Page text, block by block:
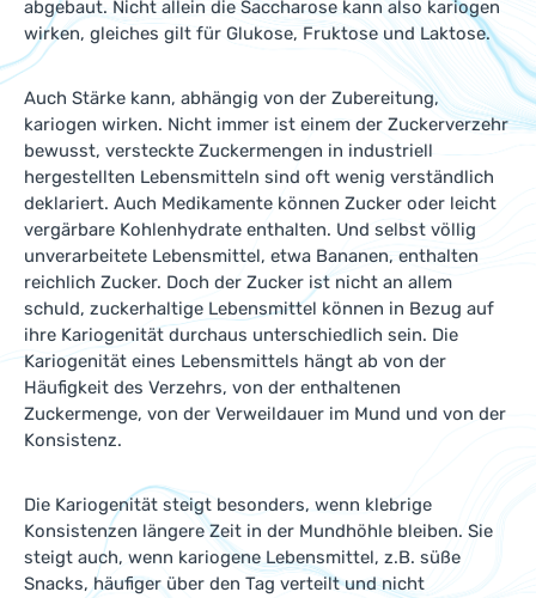
abgebaut. Nicht allein die Saccharose kann also kariogen
wirken, gleiches gilt für Glukose, Fruktose und Laktose.
Auch Stärke kann, abhängig von der Zubereitung,
kariogen wirken. Nicht immer ist einem der Zuckerverzehr
bewusst, versteckte Zuckermengen in industriell
hergestellten Lebensmitteln sind oft wenig verständlich
deklariert. Auch Medikamente können Zucker oder leicht
vergärbare Kohlenhydrate enthalten. Und selbst völlig
unverarbeitete Lebensmittel, etwa Bananen, enthalten
reichlich Zucker. Doch der Zucker ist nicht an allem
schuld, zuckerhaltige Lebensmittel können in Bezug auf
ihre Kariogenität durchaus unterschiedlich sein. Die
Kariogenität eines Lebensmittels hängt ab von der
Häufigkeit des Verzehrs, von der enthaltenen
Zuckermenge, von der Verweildauer im Mund und von der
Konsistenz.
Die Kariogenität steigt besonders, wenn klebrige
Konsistenzen längere Zeit in der Mundhöhle bleiben. Sie
steigt auch, wenn kariogene Lebensmittel, z.B. süße
Snacks, häufiger über den Tag verteilt und nicht